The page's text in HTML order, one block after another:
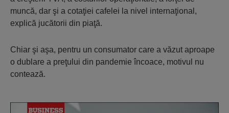
muncă, dar şi a cotaţiei cafelei la nivel internaţional,
explică jucătorii din piaţă.
Chiar şi aşa, pentru un consumator care a văzut aproape
o dublare a preţului din pandemie încoace, motivul nu
contează.